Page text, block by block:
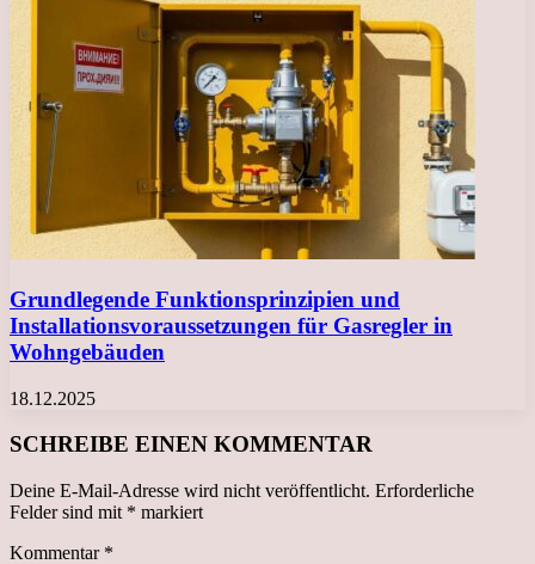
Grundlegende Funktionsprinzipien und
Installationsvoraussetzungen für Gasregler in
Wohngebäuden
18.12.2025
SCHREIBE EINEN KOMMENTAR
Deine E-Mail-Adresse wird nicht veröffentlicht. Erforderliche
Felder sind mit * markiert
Kommentar *